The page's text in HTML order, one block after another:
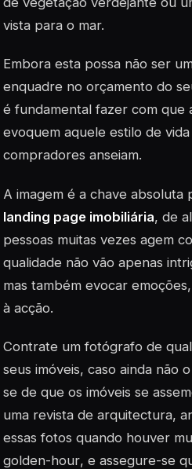
vista para o mar.
Embora esta possa não ser
enquadre no orçamento do
é fundamental fazer com que
evoquem aquele estilo de
compradores anseiam.
A imagem é a chave absoluta
landing page imobiliária, de
pessoas muitas vezes agem
qualidade não vão apenas
mas também evocar
à acção.
Contrate um fotógrafo de
seus imóveis, caso ainda não
se de que os imóveis se
uma revista de arquitectura,
essas fotos quando houver
golden-hour, e assegure-se